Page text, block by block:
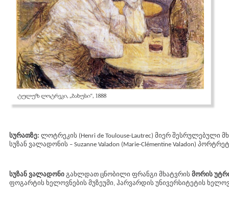
სურათზე: ლოტრეკის (Henri de Toulouse-Lautrec) მიერ შესრულებული
სუზან ვალადონის – Suzanne Valadon (Marie-Clémentine Valadon)
სუზან ვალადონი გახლდათ ცნობილი ფრანგი მხატვრის მორის
ფოგარტის ხელოვნების მუზეუმი, ჰარვარდის უნივერსიტეტის